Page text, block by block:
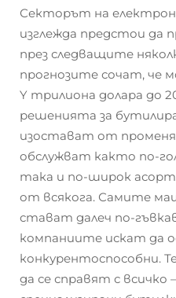
Секторът на
изглежда предстои да
през следващите
прогнозите сочат, че
Y трилиона долара до
решенията за
изостават от
обслужват както по-
така и по-широк
от всякога. Самите
стават далеч по-
компаниите искат да
конкурентоспособни.
да се справят с всичко